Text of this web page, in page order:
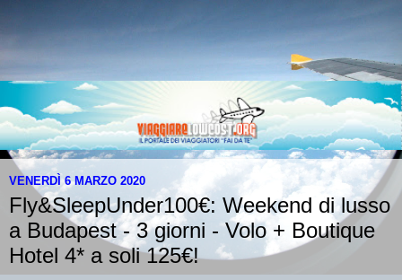
VENERDÌ 6 MARZO 2020
Fly&SleepUnder100€: Weekend di lusso
a Budapest - 3 giorni - Volo + Boutique
Hotel 4* a soli 125€!